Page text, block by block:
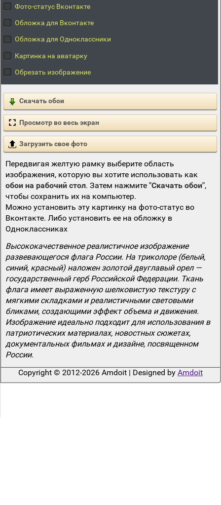
Фото-статус Вконтакте
Обложка для Вконтакте
Обложка для Одноклассники
Картинка на аватарку
Обрезать изображение
Скачать обои
Просмотр во весь экран
Загрузить свое фото
Передвигая желтую рамку выберите область
изображения, которую вы хотите использовать как
обои на рабочий стол. Затем нажмите "Скачать обои",
чтобы сохранить их на компьютер.
Можно установить эту картинку на фото-статус во
Вконтакте. Либо установить ее на обложку в
Одноклассниках
Высококачественное реалистичное изображение
развевающегося флага России. На триколоре (белый,
синий, красный) наложен золотой двуглавый орел —
государственный герб Российской Федерации. Ткань
флага имеет выраженную шелковистую текстуру с
мягкими складками и реалистичными световыми
бликами, создающими эффект объема и движения.
Изображение идеально подходит для использования в
патриотических материалах, новостных сюжетах,
документальных фильмах и дизайне, посвященном
России.
Copyright © 2012-2026 Amdoit | Designed by Amdoit